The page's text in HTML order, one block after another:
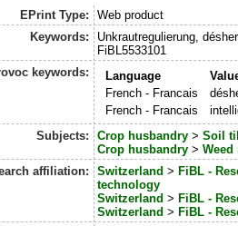
EPrint Type:
Web product
Keywords:
Unkrautregulierung,
FiBL5533101
keywords:
Language
French - Francais
French - Francais
Subjects:
Crop husbandry >Soil
Crop husbandry >Weed
affiliation:
Switzerland > FiBL -
technology
Switzerland > FiBL -
Switzerland > FiBL -